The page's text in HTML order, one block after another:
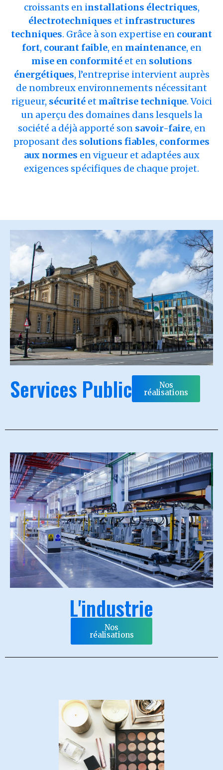
croissants en installations électriques,
électrotechniques et infrastructures
techniques. Grâce à son expertise en courant
fort, courant faible, en maintenance, en
mise en conformitéet en solutions
énergétiques, l’entreprise intervient auprès
de nombreux environnements nécessitant
rigueur, sécuritéet maîtrise technique. Voici
un aperçu des domaines dans lesquels la
société a déjà apporté son savoir-faire, en
proposant des solutions fiables, conformes
aux normes en vigueur et adaptées aux
exigences spécifiques de chaque projet.
Services Public Nos
réalisations
L'industrie
Nos
réalisations